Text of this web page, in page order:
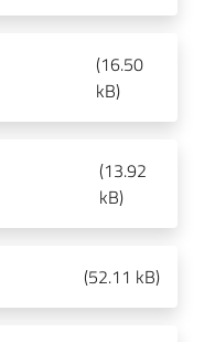
(16.50
kB)
(13.92
kB)
(52.11 kB)